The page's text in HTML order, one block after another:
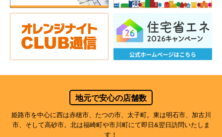
地元で安心の店舗数
姫路市を中心に西は赤穂市、たつの市、太子町。東は明石市、加古川
市、そして高砂市。北は福崎町や市川町にて即日&翌日訪問いたしま
す！